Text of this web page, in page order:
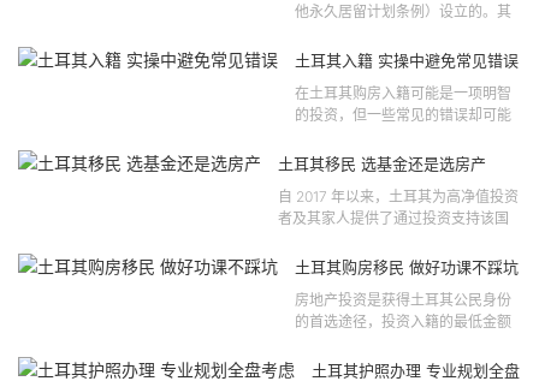
他永久居留计划条例）设立的。其
121 号法律公告，并随后根据2024
土耳其入籍 实操中避免常见错误
在土耳其购房入籍可能是一项明智
的投资，但一些常见的错误却可能
失。许多投资者轻信营销宣传或不
土耳其移民 选基金还是选房产
自 2017 年以来，土耳其为高净值投资
者及其家人提供了通过投资支持该国
会。 该计划的一大亮点在于其涵盖广
土耳其购房移民 做好功课不踩坑
房地产投资是获得土耳其公民身份
的首选途径，投资入籍的最低金额
二手房产。这一门槛自2019年调整
土耳其护照办理 专业规划全盘